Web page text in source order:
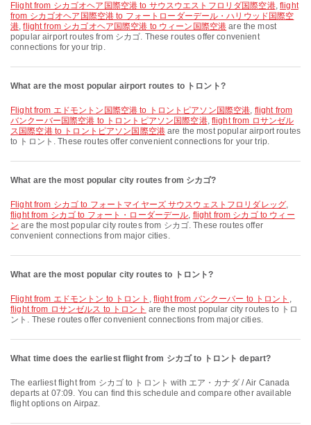
flight from シカゴオヘア国際空港 to サウスウエストフロリダ国際空港,flight
from シカゴオヘア国際空港 to フォートローダーデール・ハリウッド国際空
港,flight from シカゴオヘア国際空港 to ウィーン国際空港 are the most
popular airport routes from シカゴ. These routes offer convenient
connections for your trip.
What are the most popular airport routes to トロント?
flight from エドモントン国際空港 to トロントピアソン国際空港, flight from
バンクーバー国際空港 to トロントピアソン国際空港, flight from ロサンゼル
ス国際空港 to トロントピアソン国際空港are the most popular airport routes
to トロント. These routes offer convenient connections for your trip.
What are the most popular city routes from シカゴ?
flight from シカゴ to フォートマイヤーズ サウスウェストフロリダレッグ,
flight from シカゴ to フォート・ローダーデール, flight from シカゴ to ウィー
ン are the most popular city routes from シカゴ. These routes offer
convenient connections from major cities.
What are the most popular city routes to トロント?
flight from エドモントン to トロント , flight from バンクーバー to トロント ,
flight from ロサンゼルス to トロント are the most popular city routes to トロ
ント. These routes offer convenient connections from major cities.
What time does the earliest flight from シカゴ to トロント depart?
The earliest flight from シカゴ to トロント with エア・カナダ / Air Canada
departs at 07:09. You can find this schedule and compare other available
flight options on Airpaz.